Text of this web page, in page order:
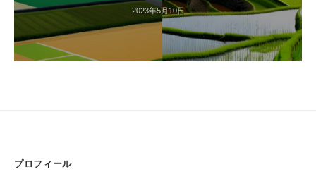
2023年5月10日
プロフィール